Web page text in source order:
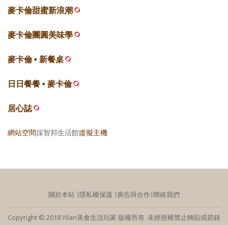
麥卡倫甜蜜新浪潮
麥卡倫團圓美味學
麥卡倫 • 新餐桌
日日餐餐 • 麥卡倫
居心誌
網站空間採智邦生活館虛擬主機
關於本站 ∣隱私權保護 ∣ 廣告與合作∣聯絡我們
Copyright © 2018 Yilan美食生活玩家 版權所有 未經授權禁止轉貼或節錄